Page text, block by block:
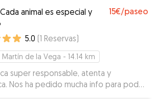
! Mil gracias por todo”
tenía ganas a volver a la casa de
su familia. Hemos estado muy nerviosos
ha sido la primera vez que ha
con un cuidador y la verdad enseguida
ha cogido confianza con Mauro.
Mauro 100% y aunque tu
tan pequeño como nuestro Sebastián.
Mauro, sin duda volvería con
Cada animal es especial y
15€/paseo
5.0 (1 Reservas)
Martín de la Vega - 14.14 km
super responsable, atenta y
Nos ha pedido mucha info para poder
de Nala y la pequeña ha estado